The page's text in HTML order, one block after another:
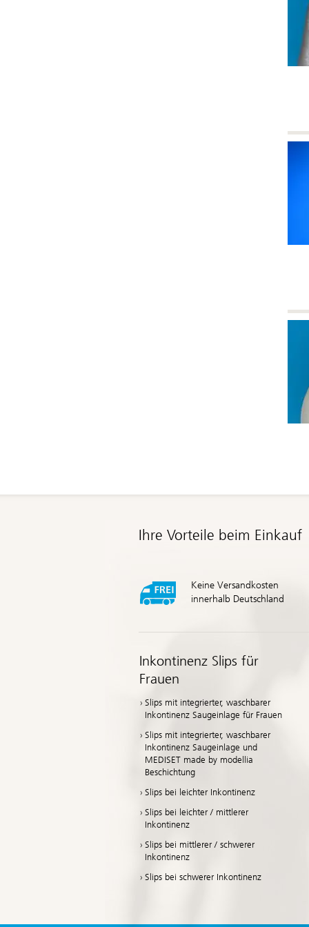
Ihre Vorteile beim Einkauf
Keine Versandkosten
innerhalb Deutschland
Inkontinenz Slips für
Frauen
Slips mit integrierter, waschbarer
Inkontinenz Saugeinlage für Frauen
Slips mit integrierter, waschbarer
Inkontinenz Saugeinlage und
MEDISET made by modellia
Beschichtung
Slips bei leichter Inkontinenz
Slips bei leichter / mittlerer
Inkontinenz
Slips bei mittlerer / schwerer
Inkontinenz
Slips bei schwerer Inkontinenz